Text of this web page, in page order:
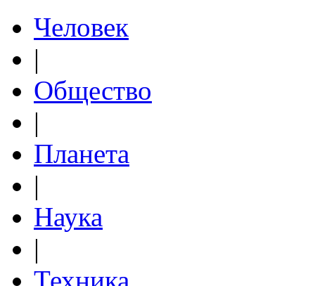
Человек
|
Общество
|
Планета
|
Наука
|